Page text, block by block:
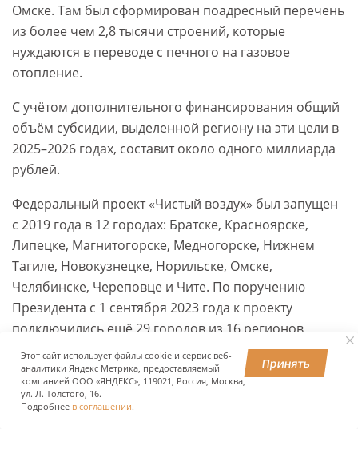
Омске. Там был сформирован поадресный перечень
из более чем 2,8 тысячи строений, которые
нуждаются в переводе с печного на газовое
отопление.
С учётом дополнительного финансирования общий
объём субсидии, выделенной региону на эти цели в
2025–2026 годах, составит около одного миллиарда
рублей.
Федеральный проект «Чистый воздух» был запущен
с 2019 года в 12 городах: Братске, Красноярске,
Липецке, Магнитогорске, Медногорске, Нижнем
Тагиле, Новокузнецке, Норильске, Омске,
Челябинске, Череповце и Чите. По поручению
Президента с 1 сентября 2023 года к проекту
подключились ещё 29 городов из 16 регионов,
преимущественно Сибири и Дальнего Востока.
ПОДЕЛИТЬСЯ
Этот сайт использует файлы cookie и сервис веб-
аналитики Яндекс Метрика, предоставляемый
компанией ООО «ЯНДЕКС», 119021, Россия, Москва,
ул. Л. Толстого, 16.
Подробнее в соглашении.
Принять